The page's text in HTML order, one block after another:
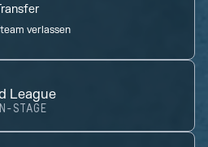
verlassen
League
STAGE